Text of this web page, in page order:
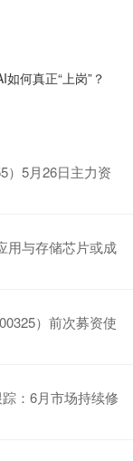
何真正“上岗”？
）5月26日主力资
用与存储芯片或成
）前次募资使
：6月市场持续修